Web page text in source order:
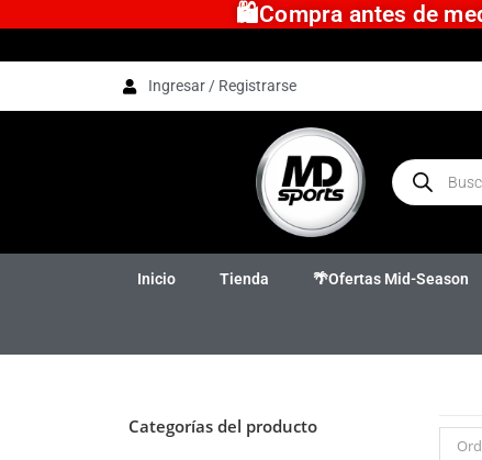
🛍️Compra antes de
Ingresar / Registrarse
Inicio Tienda 🌴Ofertas Mid-Season
Categorías del producto